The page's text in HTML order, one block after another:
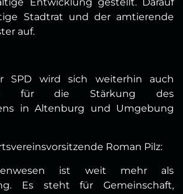
Stadtrat und der amtierende
auf.
SPD wird sich weiterhin auch
für die Stärkung des
in Altenburg und Umgebung
Roman Pilz:
ist weit mehr als
Es steht für Gemeinschaft,